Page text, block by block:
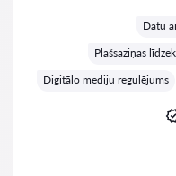
Datu
Plašsaziņas
Digitālo mediju regulējums